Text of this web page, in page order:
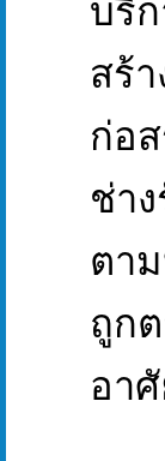
บริ
สร้
ก่อ
ช่า
ตา
ถูก
อา